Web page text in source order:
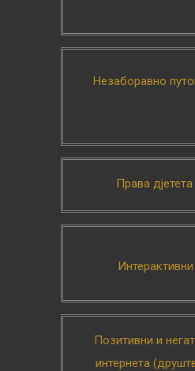
Незаборавно
Права
Позитивни и
интернета